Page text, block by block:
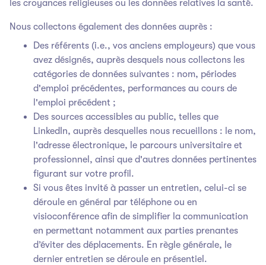
les croyances religieuses ou les données relatives la santé.
Nous collectons également des données auprès :
Des référents (i.e., vos anciens employeurs) que vous
avez désignés, auprès desquels nous collectons les
catégories de données suivantes : nom, périodes
d'emploi précédentes, performances au cours de
l'emploi précédent ;
Des sources accessibles au public, telles que
LinkedIn, auprès desquelles nous recueillons : le nom,
l'adresse électronique, le parcours universitaire et
professionnel, ainsi que d'autres données pertinentes
figurant sur votre profil.
Si vous êtes invité à passer un entretien, celui-ci se
déroule en général par téléphone ou en
visioconférence afin de simplifier la communication
en permettant notamment aux parties prenantes
d’éviter des déplacements. En règle générale, le
dernier entretien se déroule en présentiel.